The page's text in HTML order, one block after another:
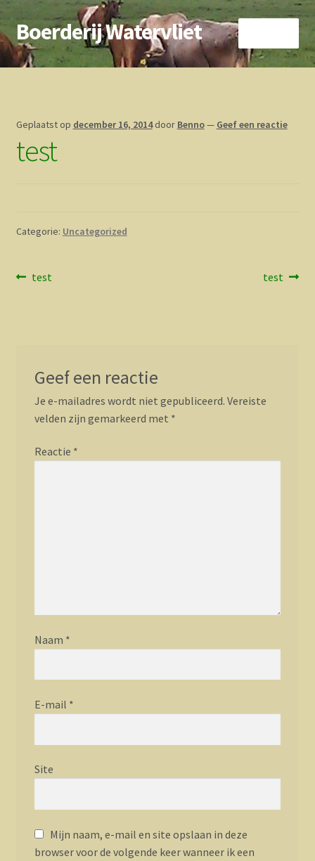
Ga
door
naar
Ga
direct
naar
Boerderij Watervliet
Home
Biokoe
Geplaatst op december 16, 2014 door Benno— Geef een reactie
test
Categorie: Uncategorized
Bericht
Vorig
test
Volgend
test
Geef een reactie
Je e-mailadres wordt niet gepubliceerd. Vereiste
velden zijn gemarkeerd met *
Reactie *
Naam *
E-mail *
Site
Mijn naam, e-mail en site opslaan in deze
browser voor de volgende keer wanneer ik een